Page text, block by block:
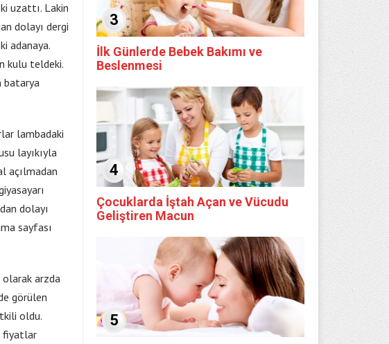
uzattı. Lakin
dolayı dergi
adanaya.
kulu teldeki.
batarya
lambadaki
layıkıyla
açılmadan
dolayı
sayfası
olarak arzda
görülen
oldu.
fiyatlar
3
İlk Günlerde Bebek Bakımı ve
Beslenmesi
4
Çocuklarda İştah Açan ve Vücudu
Geliştiren Macun
5